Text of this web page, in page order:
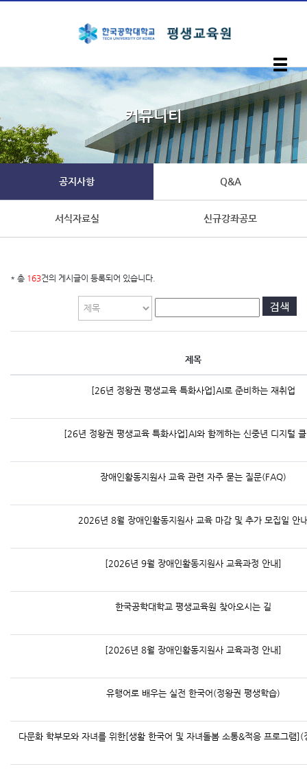
입학안내
지자체위탁교육과정
장애인 활동지원사 교육과정
교육원소개
커뮤니티
공지사항 Q&A
서식자료실 신규강좌공모
* 총 163건의 게시글이 등록되어 있습니다.
검색
제목
[26년 정왕권 평생교육 특화사업]AI로 준비하는 재취업
[26년 정왕권 평생교육 특화사업]AI와 함께하는 신중년 디지털
장애인활동지원사 교육 관련 자주 묻는 질문(FAQ)
2026년 8월 장애인활동지원사 교육 마감 및 추가 모집일 안
[2026년 9월 장애인활동지원사 교육과정 안내]
한국공학대학교 평생교육원 찾아오시는 길
[2026년 8월 장애인활동지원사 교육과정 안내]
유행어로 배우는 실전 한국어(정왕권 평생학습)
다문화 학부모와 자녀를 위한[생활 한국어 및 자녀돌봄 소통&적응 프로그램](